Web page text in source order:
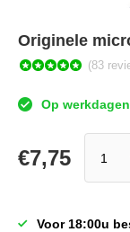
Originele
(83
Op
€7,75
Voor 18:00u